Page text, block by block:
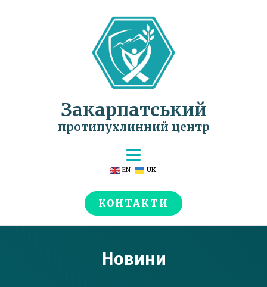
Закарпатський
протипухлинний центр
EN UK
КОНТАКТИ
Новини